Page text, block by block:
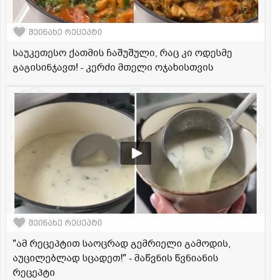
შეინახე რეცეპტი
საუკეთესო ქათმის ჩაშუშული, რაც კი ოდესმე
გაგისინჯავთ! - კერძი მთელი ოჯახისთვის
შეინახე რეცეპტი
"ამ რეცეპტით საოცრად გემრიელი გამოდის,
აუცილებლად სცადეთ!" - მაწვნის წვნიანის
რეცეპტი